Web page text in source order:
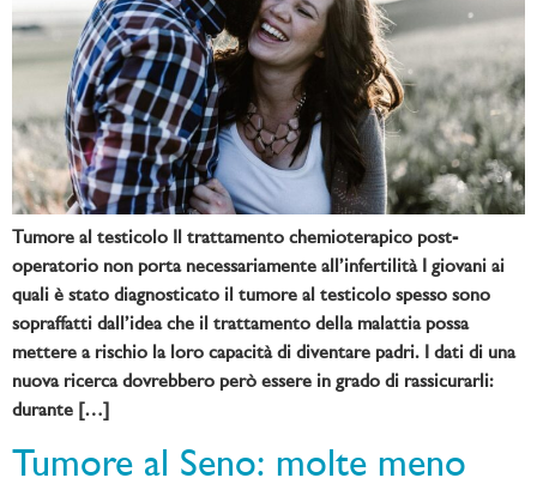
Tumore al testicolo Il trattamento chemioterapico post-
operatorio non porta necessariamente all’infertilità I giovani ai
quali è stato diagnosticato il tumore al testicolo spesso sono
sopraffatti dall’idea che il trattamento della malattia possa
mettere a rischio la loro capacità di diventare padri. I dati di una
nuova ricerca dovrebbero però essere in grado di rassicurarli:
durante […]
Tumore al Seno: molte meno